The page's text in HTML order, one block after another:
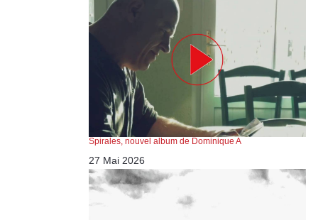
Spirales, nouvel album de Dominique A
27 Mai 2026